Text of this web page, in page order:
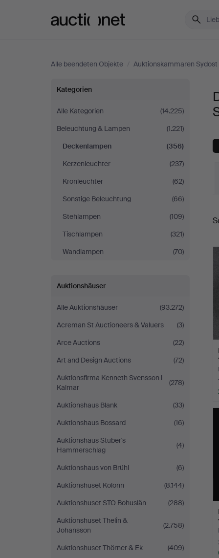
Alle beendeten Objekte / Auktionskammaren
Deckenlampen
bei
Auktionskammaren
Sydost
Kalmar
Kategorien
Alle Kategorien
(14.225)
Beleuchtung & Lampen
(1.221)
Deckenlampen
(356)
Kerzenleuchter
(237)
Kronleuchter
(62)
Sonstige Beleuchtung
(66)
Stehlampen
(109)
Tischlampen
(321)
Wandlampen
(70)
Auktionshäuser
Alle Auktionshäuser
(93.272)
Acreman St Auctioneers & Valuers
(3)
Arce Auctions
(22)
Art and Design Auctions
(72)
Auktionsfirma Kenneth Svensson i
Kalmar
(278)
Auktionshaus Blank
(33)
Auktionshaus Bossard
(16)
Auktionshaus Stuber's
Hammerschlag
(4)
Auktionshaus von Brühl
(6)
Auktionshuset Kolonn
(8.144)
Auktionshuset STO Bohuslän
(288)
Auktionshuset Thelin &
Johansson
(2.758)
Auktionshuset Thörner & Ek
(409)